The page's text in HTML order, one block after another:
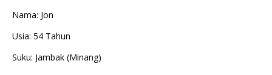
Nama: Jon
Usia: 54 Tahun
Suku: Jambak (Minang)